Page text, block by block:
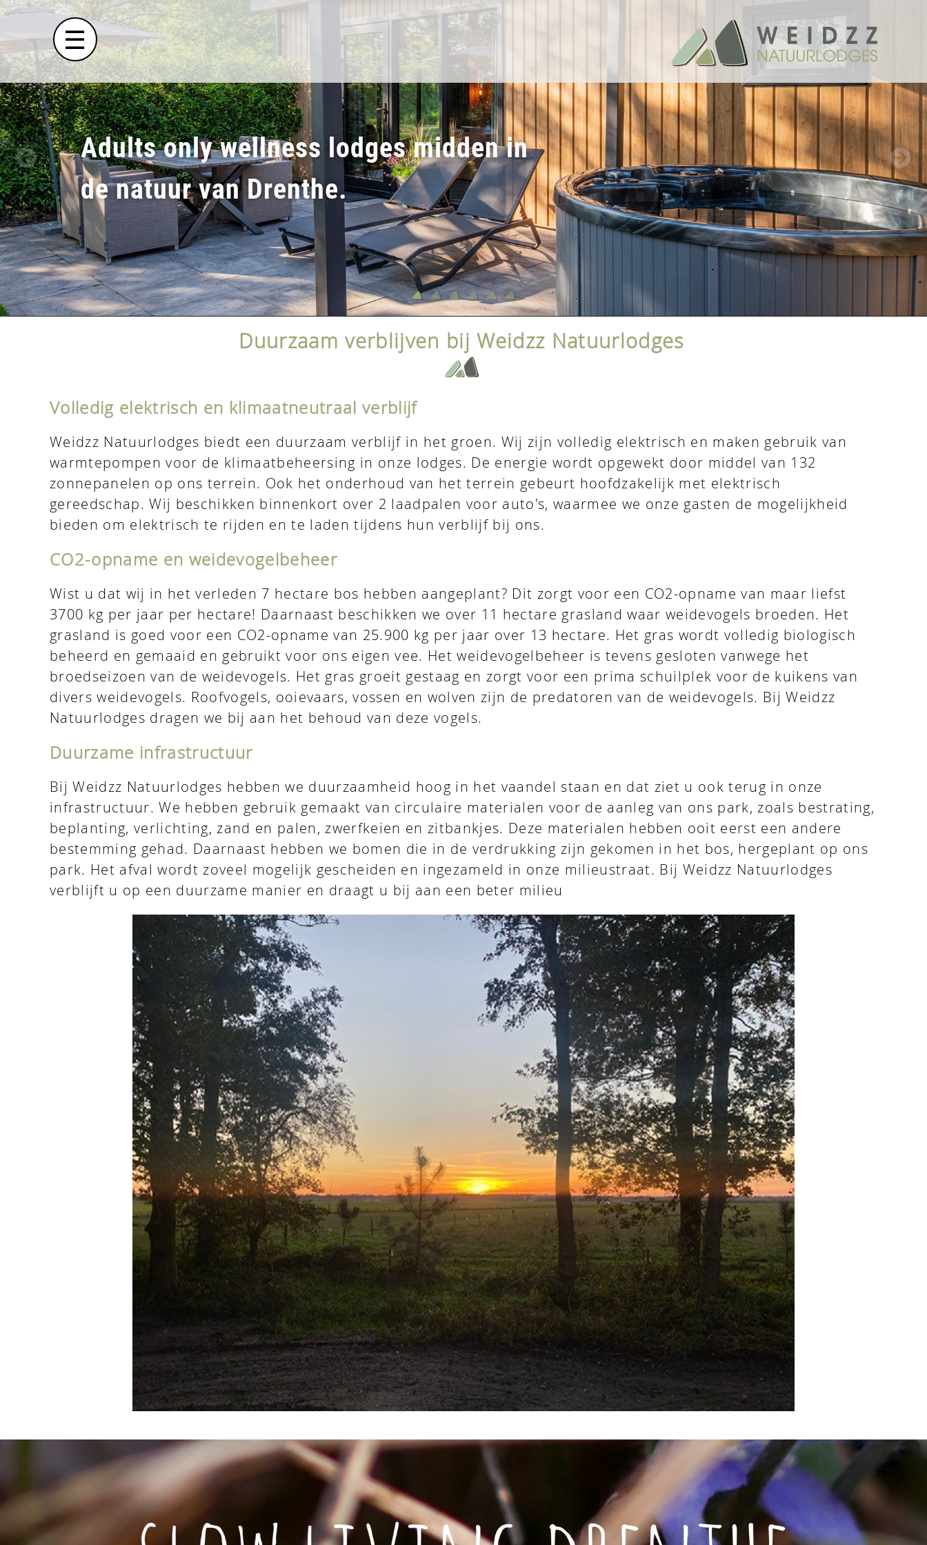
×
Welkom
Weidzz
Natuurlodges
De
Weidzz
Duurzaam
verblijven
Uitstapjes
buurt
Reserveren
Contact
☰
Adults only wellness lodges midden in
de natuur van Drenthe.
Duurzaam verblijven bij Weidzz Natuurlodges
Volledig elektrisch en klimaatneutraal verblijf
Weidzz Natuurlodges biedt een duurzaam verblijf in het groen. Wij zijn volledig elektrisch en maken gebruik van
warmtepompen voor de klimaatbeheersing in onze lodges. De energie wordt opgewekt door middel van 132
zonnepanelen op ons terrein. Ook het onderhoud van het terrein gebeurt hoofdzakelijk met elektrisch
gereedschap. Wij beschikken binnenkort over 2 laadpalen voor auto's, waarmee we onze gasten de mogelijkheid
bieden om elektrisch te rijden en te laden tijdens hun verblijf bij ons.
CO2-opname en weidevogelbeheer
Wist u dat wij in het verleden 7 hectare bos hebben aangeplant? Dit zorgt voor een CO2-opname van maar liefst
3700 kg per jaar per hectare! Daarnaast beschikken we over 11 hectare grasland waar weidevogels broeden. Het
grasland is goed voor een CO2-opname van 25.900 kg per jaar over 13 hectare. Het gras wordt volledig biologisch
beheerd en gemaaid en gebruikt voor ons eigen vee. Het weidevogelbeheer is tevens gesloten vanwege het
broedseizoen van de weidevogels. Het gras groeit gestaag en zorgt voor een prima schuilplek voor de kuikens van
divers weidevogels. Roofvogels, ooievaars, vossen en wolven zijn de predatoren van de weidevogels. Bij Weidzz
Natuurlodges dragen we bij aan het behoud van deze vogels.
Duurzame infrastructuur
Bij Weidzz Natuurlodges hebben we duurzaamheid hoog in het vaandel staan en dat ziet u ook terug in onze
infrastructuur. We hebben gebruik gemaakt van circulaire materialen voor de aanleg van ons park, zoals bestrating,
beplanting, verlichting, zand en palen, zwerfkeien en zitbankjes. Deze materialen hebben ooit eerst een andere
bestemming gehad. Daarnaast hebben we bomen die in de verdrukking zijn gekomen in het bos, hergeplant op ons
park. Het afval wordt zoveel mogelijk gescheiden en ingezameld in onze milieustraat. Bij Weidzz Natuurlodges
verblijft u op een duurzame manier en draagt u bij aan een beter milieu